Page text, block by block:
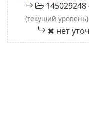
(текущий уровень)
нет